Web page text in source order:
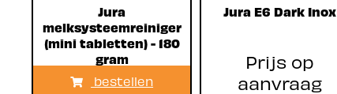
Jura
melksysteemreiniger
(mini tabletten) - 180
gram
bestellen
Jura E6 Dark Inox
Prijs op
aanvraag